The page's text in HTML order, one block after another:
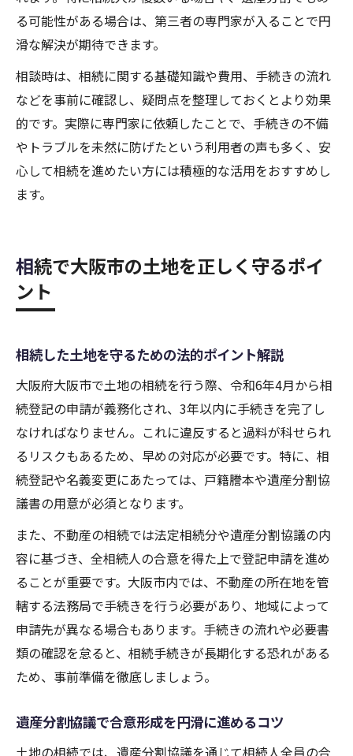
る可能性がある場合は、第三者の専門家が入ることで円
滑な解決が期待できます。
相談時は、相続に関する基礎知識や費用、手続きの流れ
などを事前に確認し、疑問点を整理しておくとより効果
的です。実際に専門家に依頼したことで、手続きの不備
やトラブルを未然に防げたという利用者の声も多く、安
心して相続を進めたい方には積極的な活用をおすすめし
ます。
相続で大阪市の土地を正しく守るポイ
ント
相続した土地を守るための法的ポイント解説
大阪府大阪市で土地の相続を行う際、令和6年4月から相
続登記の申請が義務化され、3年以内に手続きを完了し
なければなりません。これに違反すると過料が科せられ
るリスクもあるため、早めの対応が必要です。特に、相
続登記や名義変更にあたっては、戸籍謄本や遺産分割協
議書の用意が必須となります。
また、不動産の相続では法定相続分や遺産分割協議の内
容に基づき、全相続人の合意を得た上で登記申請を進め
ることが重要です。大阪市内では、不動産の所在地を管
轄する法務局で手続きを行う必要があり、地域によって
申請先が異なる場合もあります。手続きの流れや必要書
類の確認を怠ると、相続手続きが長期化する恐れがある
ため、事前準備を徹底しましょう。
遺産分割協議で合意形成を円滑に進めるコツ